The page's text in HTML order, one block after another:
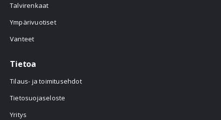
Talvirenkaat
Ympärivuotiset
Vanteet
Tietoa
Tilaus- ja toimitusehdot
Tietosuojaseloste
Yritys